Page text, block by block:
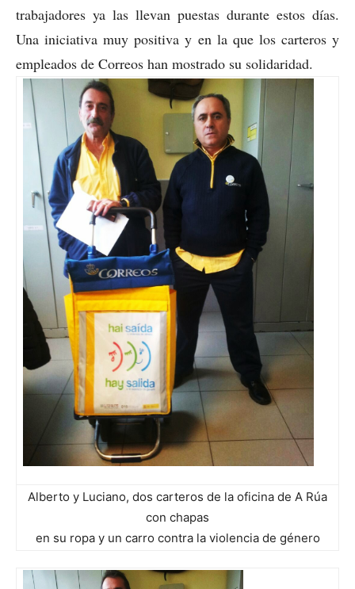
trabajadores ya las llevan puestas durante estos días.
Una iniciativa muy positiva y en la que los carteros y
empleados de Correos han mostrado su solidaridad.
Alberto y Luciano, dos carteros de la oficina de A Rúa
con chapas
en su ropa y un carro contra la violencia de género